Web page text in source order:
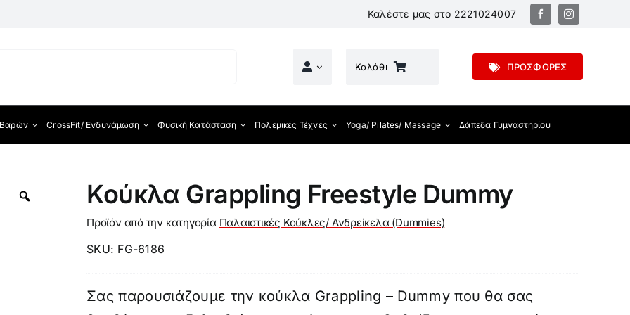
Καλέστε μας στο 2221024007
Καλάθι ΠΡΟΣΦΟΡΕΣ
CrossFit/ Ενδυνάμωση Φυσική Κατάσταση Πολεμικές Τέχνες Yoga/ Pilates/ Massage Δάπεδα Γυμναστηρίου
Κούκλα Grappling Freestyle Dummy
Προϊόν από την κατηγορία Παλαιστικές Κούκλες/ Ανδρείκελα (Dummies)
SKU: FG-6186
Σας παρουσιάζουμε την κούκλα Grappling – Dummy που θα σας